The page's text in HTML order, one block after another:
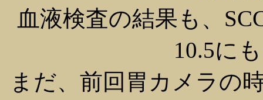
血液検査の結果も、
10.5に
まだ、前回胃カメラの